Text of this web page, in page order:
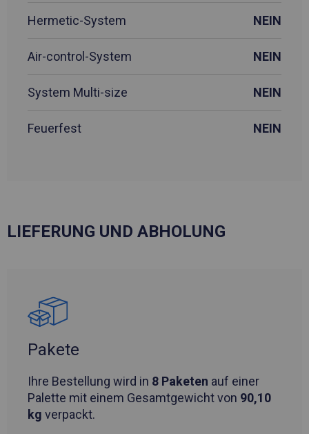
Hermetic-System NEIN
Air-control-System NEIN
System Multi-size NEIN
Feuerfest NEIN
LIEFERUNG UND ABHOLUNG
Pakete
Ihre Bestellung wird in 8 Paketen auf einer
Palette mit einem Gesamtgewicht von 90,10
kg verpackt.